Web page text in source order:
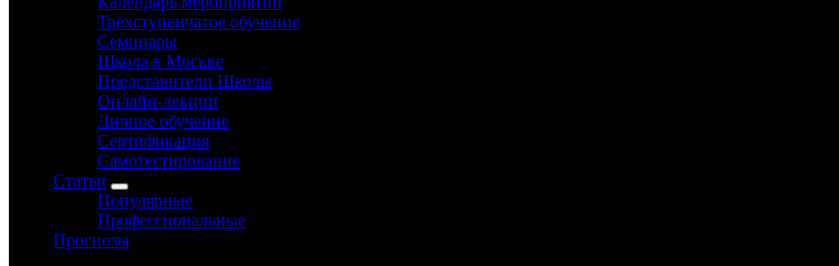
Трёхступенчатое обучение
Семинары
Школа в Москве
Представители Школы
Онлайн-лекции
Личное обучение
Сертификация
Самотестирование
Статьи
Популярные
Профессиональные
Прогнозы